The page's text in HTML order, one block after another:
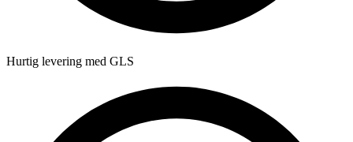
Hurtig levering med GLS